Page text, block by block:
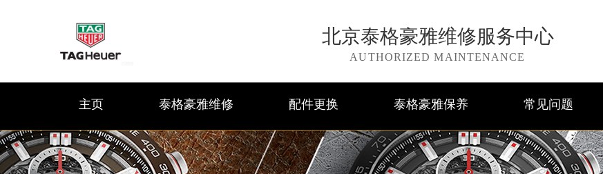
北京泰格豪雅维修服务中心
AUTHORIZED MAINTENANCE
主页 泰格豪雅维修 配件更换 泰格豪雅保养 常见问题